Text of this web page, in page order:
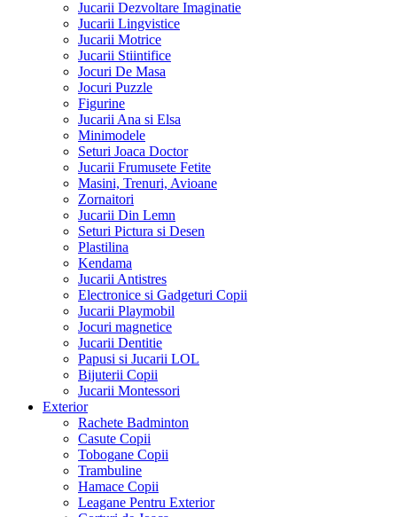
Jucarii Dezvoltare Imaginatie
Jucarii Lingvistice
Jucarii Motrice
Jucarii Stiintifice
Jocuri De Masa
Jocuri Puzzle
Figurine
Jucarii Ana si Elsa
Minimodele
Seturi Joaca Doctor
Jucarii Frumusete Fetite
Masini, Trenuri, Avioane
Zornaitori
Jucarii Din Lemn
Seturi Pictura si Desen
Plastilina
Kendama
Jucarii Antistres
Electronice si Gadgeturi Copii
Jucarii Playmobil
Jocuri magnetice
Jucarii Dentitie
Papusi si Jucarii LOL
Bijuterii Copii
Jucarii Montessori
Exterior
Rachete Badminton
Casute Copii
Tobogane Copii
Trambuline
Hamace Copii
Leagane Pentru Exterior